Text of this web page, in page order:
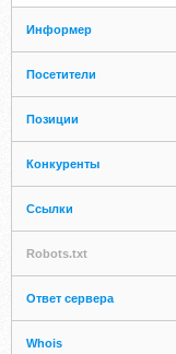
Информер
Посетители
Позиции
Конкуренты
Ссылки
Robots.txt
Ответ сервера
Whois